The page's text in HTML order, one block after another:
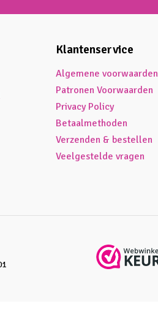
Klantenservice
Algemene voorwaarden
Patronen Voorwaarden
Privacy Policy
Betaalmethoden
Verzenden & bestellen
Veelgestelde vragen